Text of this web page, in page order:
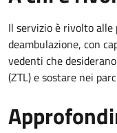
Il servizio è rivolto alle
deambulazione, con
vedenti che
(ZTL) e sostare nei